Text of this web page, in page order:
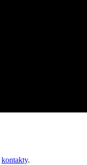
kontakty.